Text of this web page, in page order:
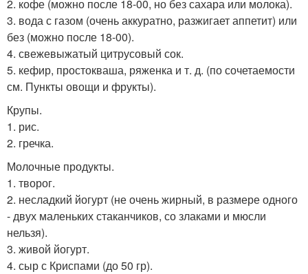
2. кофе (можно после 18-00, но без сахара или молока).
3. вода с газом (очень аккуратно, разжигает аппетит) или
без (можно после 18-00).
4. свежевыжатый цитрусовый сок.
5. кефир, простокваша, ряженка и т. д. (по сочетаемости
см. Пункты овощи и фрукты).
Крупы.
1. рис.
2. гречка.
Молочные продукты.
1. творог.
2. несладкий йогурт (не очень жирный, в размере одного
- двух маленьких стаканчиков, со злаками и мюсли
нельзя).
3. живой йогурт.
4. сыр с Криспами (до 50 гр).